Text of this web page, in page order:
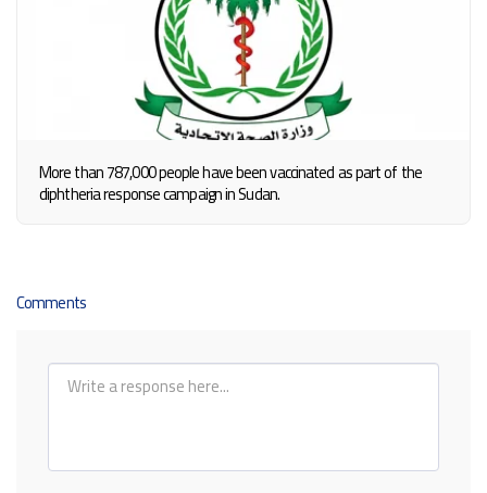
More than 787,000 people have been vaccinated as part of the
diphtheria response campaign in Sudan.
Comments